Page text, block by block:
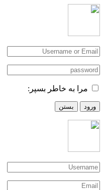
مرا به خاطر بسپر:
ورود بستن